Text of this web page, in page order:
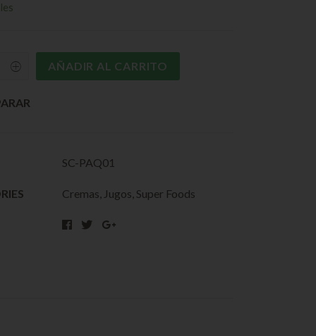
AÑADIR AL CARRITO
SC-PAQ01
Cremas Jugos Super Foods